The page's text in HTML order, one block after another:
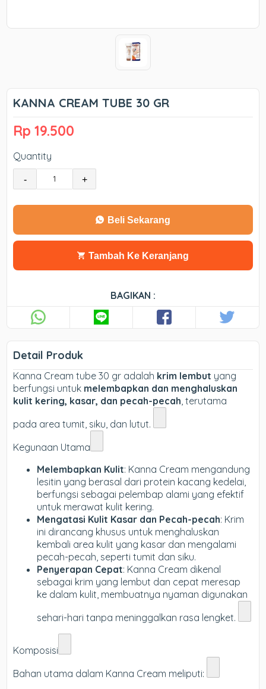
KANNA CREAM TUBE 30 GR
Rp 19.500
Quantity
- +
Beli Sekarang
Tambah Ke Keranjang
BAGIKAN :
Detail Produk
Kanna Cream tube 30 gr adalah krim lembut yang
berfungsi untuk melembapkan dan menghaluskan
kulit kering, kasar, dan pecah-pecah, terutama
pada area tumit, siku, dan lutut.
Kegunaan Utama
Melembapkan Kulit: Kanna Cream mengandung
lesitin yang berasal dari protein kacang kedelai,
berfungsi sebagai pelembap alami yang efektif
untuk merawat kulit kering.
Mengatasi Kulit Kasar dan Pecah-pecah: Krim
ini dirancang khusus untuk menghaluskan
kembali area kulit yang kasar dan mengalami
pecah-pecah, seperti tumit dan siku.
Penyerapan Cepat: Kanna Cream dikenal
sebagai krim yang lembut dan cepat meresap
ke dalam kulit, membuatnya nyaman digunakan
sehari-hari tanpa meninggalkan rasa lengket.
Komposisi
Bahan utama dalam Kanna Cream meliputi: